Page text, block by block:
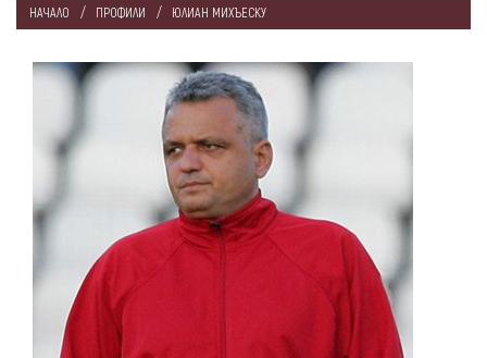
НАЧАЛО ПРОФИЛИ ЮЛИАН МИХЪЕСКУ